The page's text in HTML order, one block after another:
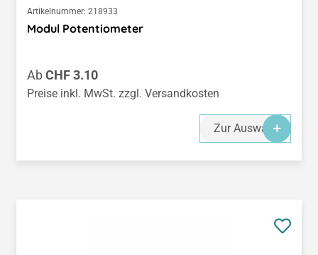
Artikelnummer: 218933
Modul Potentiometer
Regulärer Preis:
AbCHF 3.10
Preise inkl. MwSt. zzgl. Versandkosten
Zur Auswahl